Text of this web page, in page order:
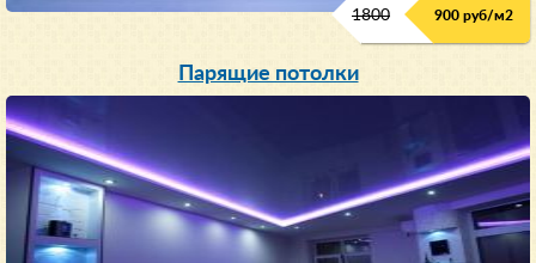
1800 900 руб/м2
Парящие потолки